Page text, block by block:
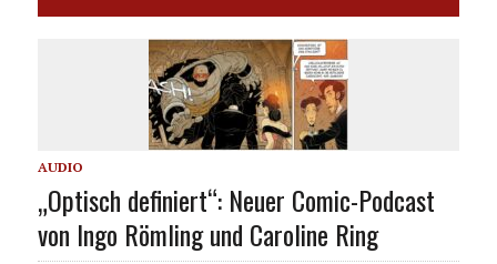
AUDIO
„Optisch definiert“: Neuer Comic-Podcast
von Ingo Römling und Caroline Ring